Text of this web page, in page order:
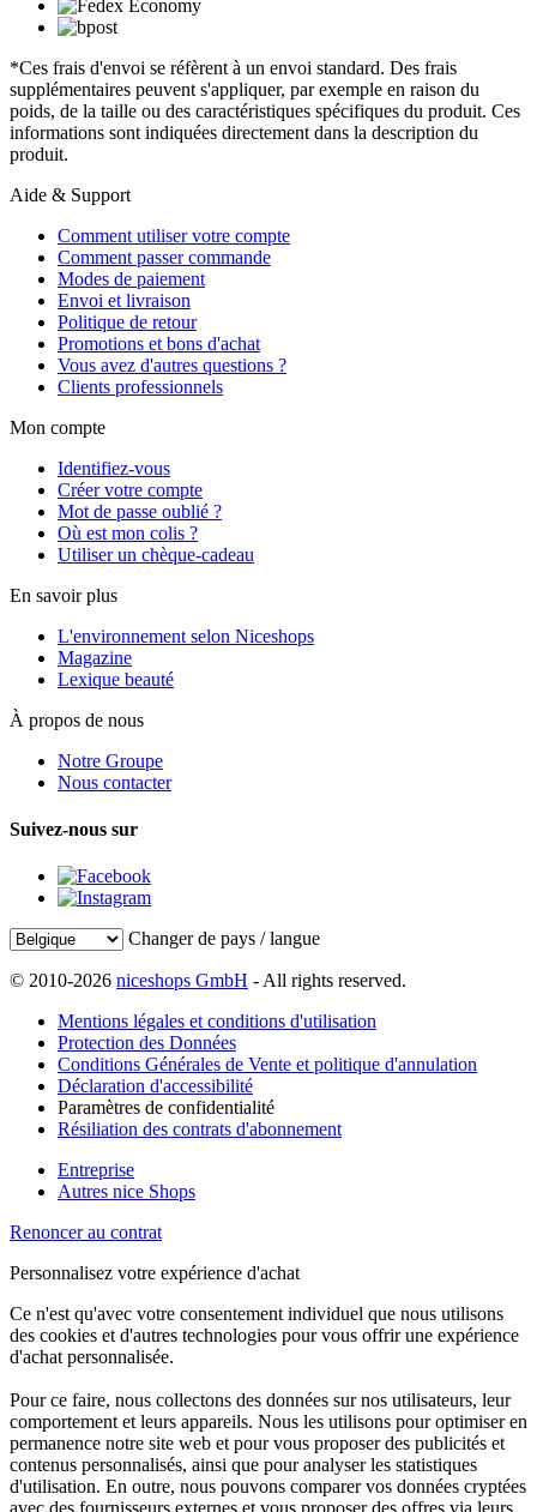
*Ces frais d'envoi se réfèrent à un envoi standard. Des frais
supplémentaires peuvent s'appliquer, par exemple en raison du
poids, de la taille ou des caractéristiques spécifiques du produit. Ces
informations sont indiquées directement dans la description du
produit.
Aide & Support
Comment utiliser votre compte
Comment passer commande
Modes de paiement
Envoi et livraison
Politique de retour
Promotions et bons d'achat
Vous avez d'autres questions ?
Clients professionnels
Mon compte
Identifiez-vous
Créer votre compte
Mot de passe oublié ?
Où est mon colis ?
Utiliser un chèque-cadeau
En savoir plus
L'environnement selon Niceshops
Magazine
Lexique beauté
À propos de nous
Notre Groupe
Nous contacter
Suivez-nous sur
Changer de pays / langue
© 2010-2026 niceshops GmbH - All rights reserved.
Mentions légales et conditions d'utilisation
Protection des Données
Conditions Générales de Vente et politique d'annulation
Déclaration d'accessibilité
Paramètres de confidentialité
Résiliation des contrats d'abonnement
Entreprise
Autres nice Shops
Renoncer au contrat
Personnalisez votre expérience d'achat
Ce n'est qu'avec votre consentement individuel que nous utilisons
des cookies et d'autres technologies pour vous offrir une expérience
d'achat personnalisée.
Pour ce faire, nous collectons des données sur nos utilisateurs, leur
comportement et leurs appareils. Nous les utilisons pour optimiser en
permanence notre site web et pour vous proposer des publicités et
contenus personnalisés, ainsi que pour analyser les statistiques
d'utilisation. En outre, nous pouvons comparer vos données cryptées
avec des fournisseurs externes et vous proposer des offres via leurs